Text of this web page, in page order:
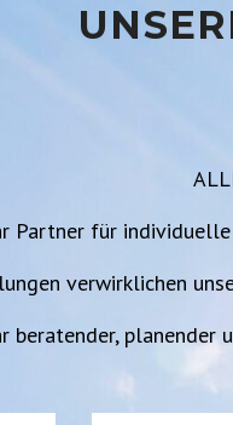
Partner für individuelle
verwirklichen
beratender,